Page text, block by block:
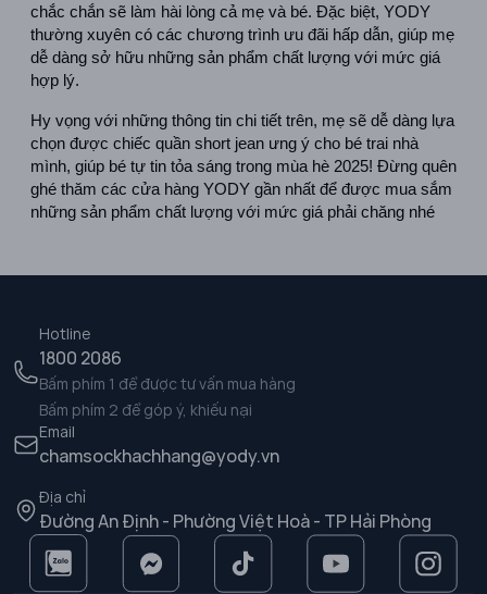
chắc chắn sẽ làm hài lòng cả mẹ và bé. Đặc biệt, YODY
thường xuyên có các chương trình ưu đãi hấp dẫn, giúp mẹ
dễ dàng sở hữu những sản phẩm chất lượng với mức giá
hợp lý.
Hy vọng với những thông tin chi tiết trên, mẹ sẽ dễ dàng lựa
chọn được chiếc quần short jean ưng ý cho bé trai nhà
mình, giúp bé tự tin tỏa sáng trong mùa hè 2025! Đừng quên
ghé thăm các cửa hàng YODY gần nhất để được mua sắm
những sản phẩm chất lượng với mức giá phải chăng nhé
Hotline
1800 2086
Bấm phím 1 để được tư vấn mua hàng
Bấm phím 2 để góp ý, khiếu nại
Email
chamsockhachhang@yody.vn
Địa chỉ
Đường An Định - Phường Việt Hoà - TP Hải Phòng